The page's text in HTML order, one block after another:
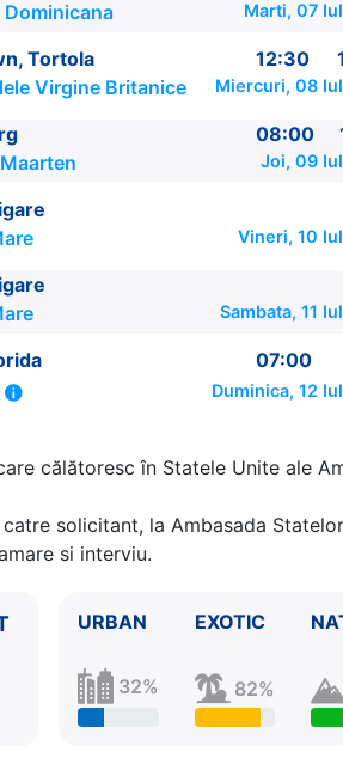
Plecare
⚓ - 16:00
Mare
08:00 - 17:00
Mare 0:00 - 0:00
07:00 - ⚓
Dominicana
Marti, 07
Tortola 12:30
Virgine Britanice
Miercuri, 08
08:00
Joi, 09
Vineri, 10
Sambata, 11
07:00
Duminica, 12
călătoresc în Statele Unite ale
solicitant, la Ambasada
si interviu.
URBAN
32%
EXOTIC
82%